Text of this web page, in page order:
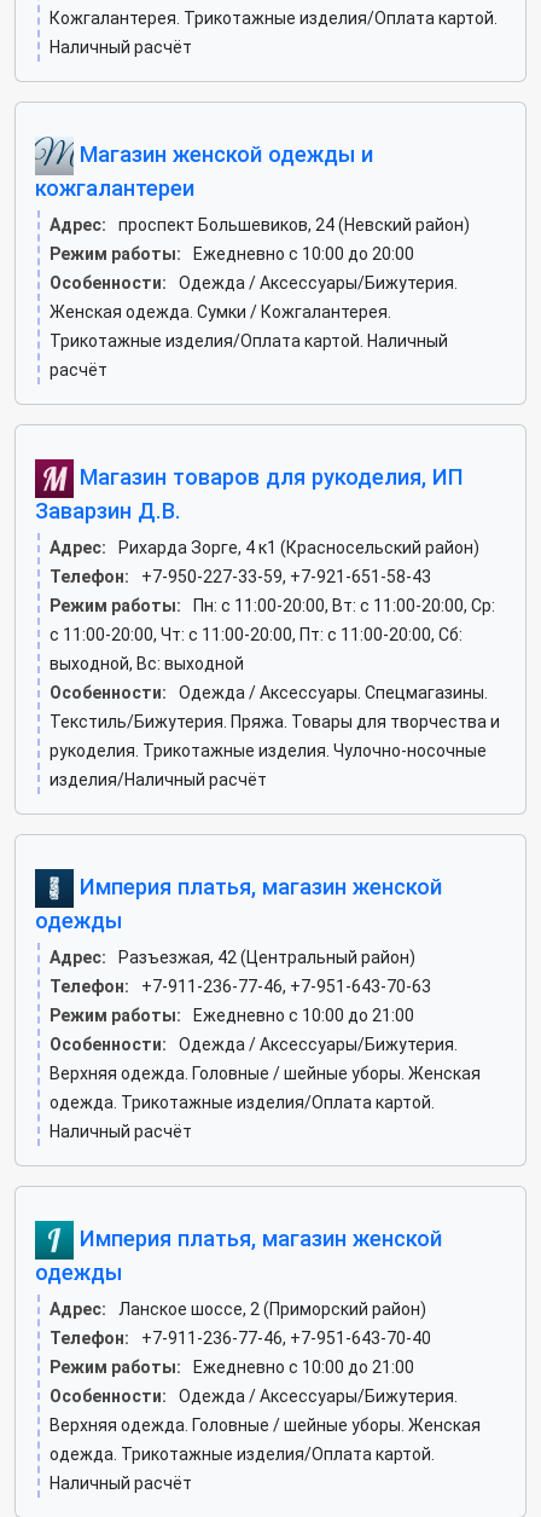
Кожгалантерея. Трикотажные изделия/Оплата картой.
Наличный расчёт
Магазин женской одежды и
кожгалантереи
Адрес:
проспект Большевиков, 24 (Невский район)
Режим работы:
Ежедневно с 10:00 до 20:00
Особенности:
Одежда / Аксессуары/Бижутерия.
Женская одежда. Сумки / Кожгалантерея.
Трикотажные изделия/Оплата картой. Наличный
расчёт
Магазин товаров для рукоделия, ИП
Заварзин Д.В.
Адрес:
Рихарда Зорге, 4 к1 (Красносельский район)
Телефон:
+7-950-227-33-59, +7-921-651-58-43
Режим работы:
Пн: c 11:00-20:00, Вт: c 11:00-20:00, Ср:
c 11:00-20:00, Чт: c 11:00-20:00, Пт: c 11:00-20:00, Сб:
выходной, Вс: выходной
Особенности:
Одежда / Аксессуары. Спецмагазины.
Текстиль/Бижутерия. Пряжа. Товары для творчества и
рукоделия. Трикотажные изделия. Чулочно-носочные
изделия/Наличный расчёт
Империя платья, магазин женской
одежды
Адрес:
Разъезжая, 42 (Центральный район)
Телефон:
+7-911-236-77-46, +7-951-643-70-63
Режим работы:
Ежедневно с 10:00 до 21:00
Особенности:
Одежда / Аксессуары/Бижутерия.
Верхняя одежда. Головные / шейные уборы. Женская
одежда. Трикотажные изделия/Оплата картой.
Наличный расчёт
Империя платья, магазин женской
одежды
Адрес:
Ланское шоссе, 2 (Приморский район)
Телефон:
+7-911-236-77-46, +7-951-643-70-40
Режим работы:
Ежедневно с 10:00 до 21:00
Особенности:
Одежда / Аксессуары/Бижутерия.
Верхняя одежда. Головные / шейные уборы. Женская
одежда. Трикотажные изделия/Оплата картой.
Наличный расчёт